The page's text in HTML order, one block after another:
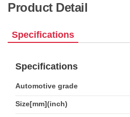
Product Detail
Specifications
Specifications
Automotive grade
Size[mm](inch)